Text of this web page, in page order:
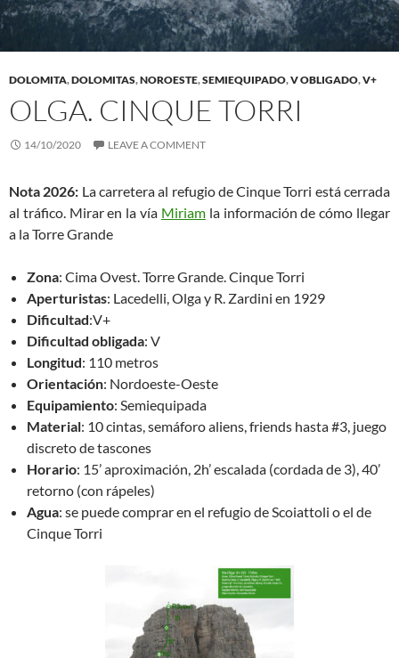
DOLOMITA,DOLOMITAS,NOROESTE,SEMIEQUIPADO,V OBLIGADO,V+
OLGA. CINQUE TORRI
14/10/2020 LEAVE A COMMENT
Nota 2026: La carretera al refugio de Cinque Torri está cerrada
al tráfico. Mirar en la vía Miriamla información de cómo llegar
a la Torre Grande
Zona: Cima Ovest. Torre Grande. Cinque Torri
Aperturistas: Lacedelli, Olga y R. Zardini en 1929
Dificultad:V+
Dificultad obligada: V
Longitud: 110 metros
Orientación: Nordoeste-Oeste
Equipamiento: Semiequipada
Material: 10 cintas, semáforo aliens, friends hasta #3, juego
discreto de tascones
Horario: 15’ aproximación, 2h’ escalada (cordada de 3), 40’
retorno (con rápeles)
Agua: se puede comprar en el refugio de Scoiattoli o el de
Cinque Torri